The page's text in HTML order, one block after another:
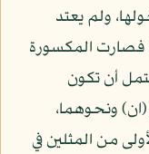
ولم يعتد
فصارت المكسورة
أن تكون
ونحوهما،
من المثلين في